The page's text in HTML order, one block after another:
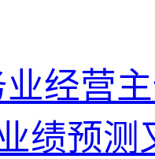
经营
绩预